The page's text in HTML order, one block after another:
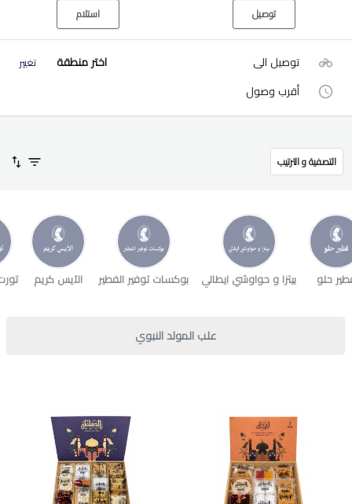
توصيل استلام
توصيل الى اختر منطقة تغيير
أقرب وصول
التصفية و الترتيب
حلو بيتزا و حواوشي ايطالي بوكسات توفير الفطير الآيس كريم
علب المولد النبوي